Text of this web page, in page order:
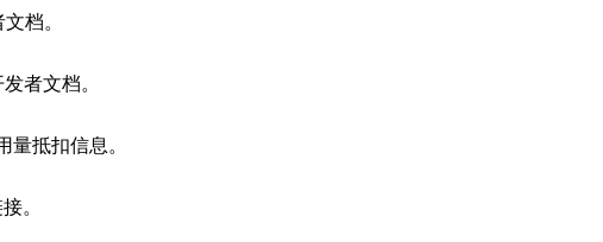
档。
者文档。
抵扣信息。
。